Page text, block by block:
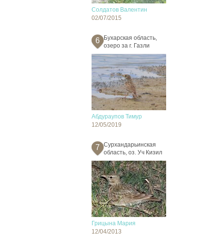
Солдатов Валентин
02/07/2015
6
Бухарская область,
озеро за г. Газли
Абдураупов Тимур
12/05/2019
7
Сурхандарьинская
область, оз. Уч Кизил
Грицына Мария
12/04/2013